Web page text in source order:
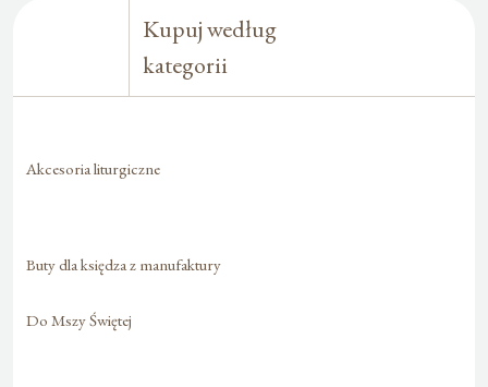
Kupuj według
kategorii
Akcesoria liturgiczne
Buty dla księdza z manufaktury
Do Mszy Świętej